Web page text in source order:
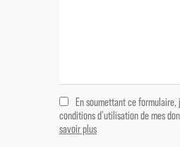
En soumettant ce formulaire,
conditions d'utilisation de mes
savoir plus